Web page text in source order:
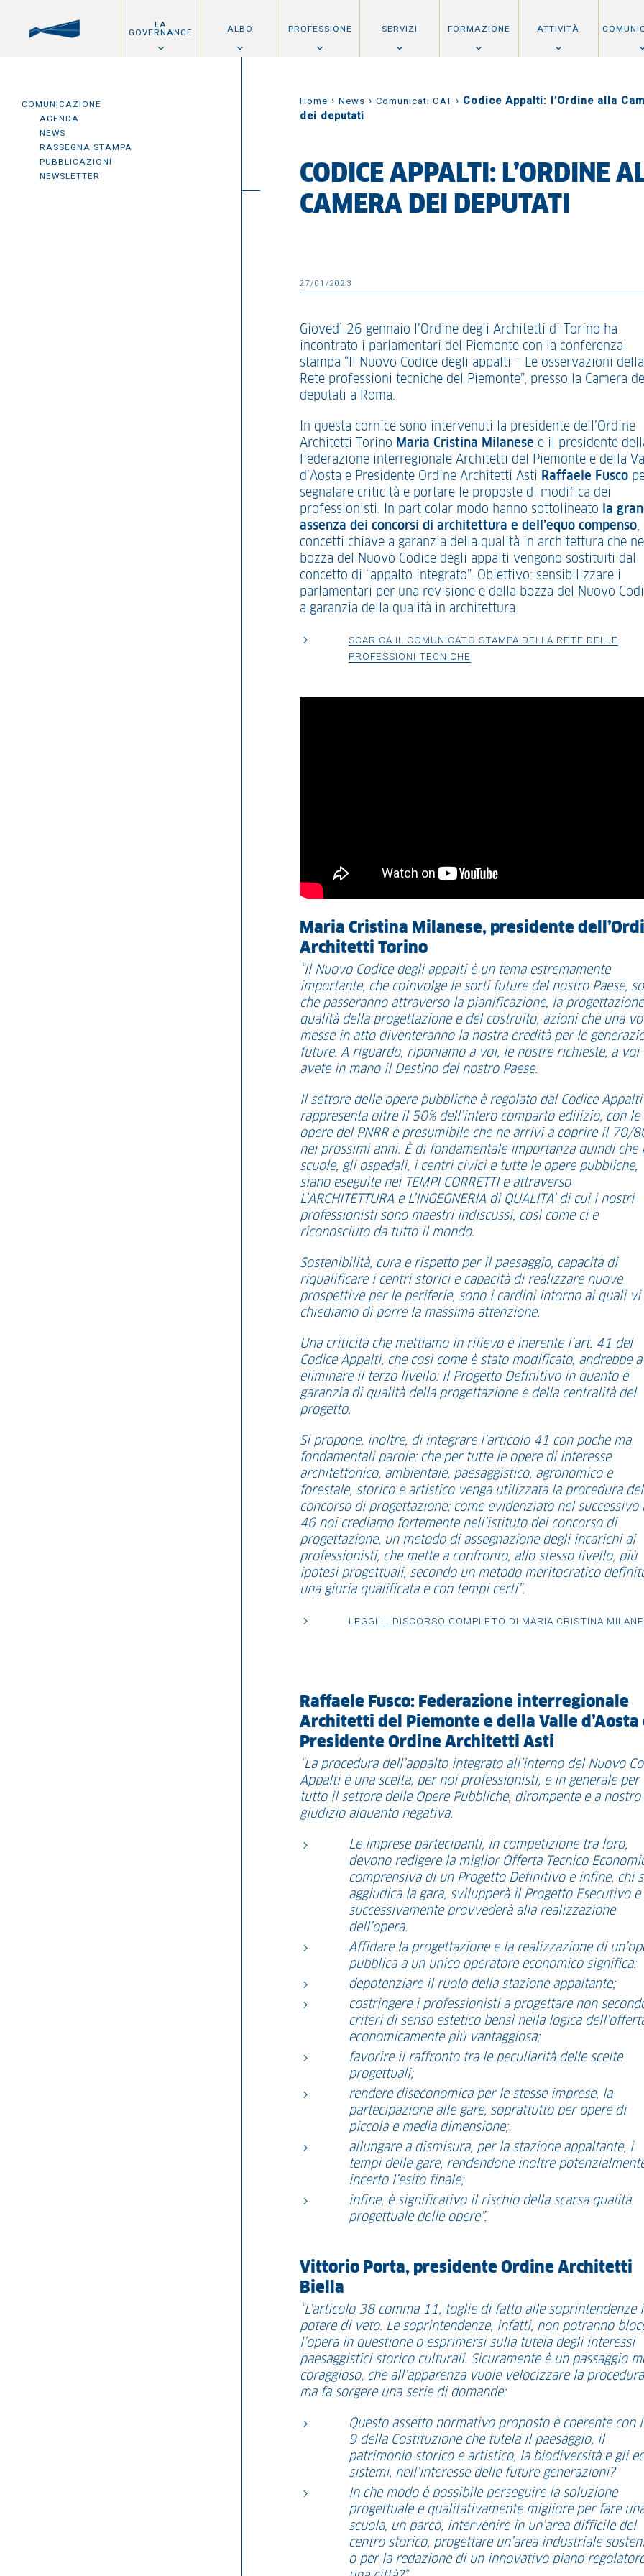
LA
GOVERNANCE ALBO PROFESSIONE SERVIZI FORMAZIONE ATTIVITÀ
COMUNICAZIONE
AGENDA
NEWS
RASSEGNA STAMPA
PUBBLICAZIONI
NEWSLETTER
Home › News › Comunicati OAT › Codice Appalti: l’Ordine alla
dei deputati
CODICE APPALTI: L’ORDINE
CAMERA DEI DEPUTATI
27/01/2023
Giovedì 26 gennaio l’Ordine degli Architetti di Torino ha
incontrato i parlamentari del Piemonte con la conferenza
stampa “Il Nuovo Codice degli appalti – Le osservazioni della
Rete professioni tecniche del Piemonte”, presso la Camera
deputati a Roma.
In questa cornice sono intervenuti la presidente dell’Ordine
Architetti Torino Maria Cristina Milanese e il presidente
Federazione interregionale Architetti del Piemonte e della
d’Aosta e Presidente Ordine Architetti Asti Raffaele Fusco
segnalare criticità e portare le proposte di modifica dei
professionisti. In particolar modo hanno sottolineato
la
assenza dei concorsi di architettura e dell’equo compenso,
concetti chiave a garanzia della qualità in architettura che
bozza del Nuovo Codice degli appalti vengono sostituiti dal
concetto di “appalto integrato”. Obiettivo: sensibilizzare i
parlamentari per una revisione e della bozza del Nuovo
a garanzia della qualità in architettura.
SCARICA IL COMUNICATO STAMPA DELLA RETE DELLE
PROFESSIONI TECNICHE
Maria Cristina Milanese, presidente
Architetti Torino
“Il Nuovo Codice degli appalti è un tema estremamente
importante, che coinvolge le sorti future del nostro Paese,
che passeranno attraverso la pianificazione, la
qualità della progettazione e del costruito, azioni che una
messe in atto diventeranno la nostra eredità per le
future. A riguardo, riponiamo a voi, le nostre richieste, a voi
avete in mano il Destino del nostro Paese.
Il settore delle opere pubbliche è regolato dal Codice Appalti
rappresenta oltre il 50% dell’intero comparto edilizio, con le
opere del PNRR è presumibile che ne arrivi a coprire il 70/
nei prossimi anni. È di fondamentale importanza quindi che
scuole, gli ospedali, i centri civici e tutte le opere pubbliche,
siano eseguite nei TEMPI CORRETTI e attraverso
L’ARCHITETTURA e L’INGEGNERIA di QUALITA’ di cui i nostri
professionisti sono maestri indiscussi, così come ci è
riconosciuto da tutto il mondo.
Sostenibilità, cura e rispetto per il paesaggio, capacità di
riqualificare i centri storici e capacità di realizzare nuove
prospettive per le periferie, sono i cardini intorno ai quali vi
chiediamo di porre la massima attenzione.
Una criticità che mettiamo in rilievo è inerente l’art. 41 del
Codice Appalti, che così come è stato modificato, andrebbe a
eliminare il terzo livello: il Progetto Definitivo in quanto è
garanzia di qualità della progettazione e della centralità del
progetto.
Si propone, inoltre, di integrare l’articolo 41 con poche ma
fondamentali parole: che per tutte le opere di interesse
architettonico, ambientale, paesaggistico, agronomico e
forestale, storico e artistico venga utilizzata la procedura del
concorso di progettazione; come evidenziato nel successivo
46 noi crediamo fortemente nell’istituto del concorso di
progettazione, un metodo di assegnazione degli incarichi ai
professionisti, che mette a confronto, allo stesso livello, più
ipotesi progettuali, secondo un metodo meritocratico
una giuria qualificata e con tempi certi”.
LEGGI IL DISCORSO COMPLETO DI MARIA CRISTINA
Raffaele Fusco: Federazione interregionale
Architetti del Piemonte e della Valle d’Aosta
Presidente Ordine Architetti Asti
“La procedura dell’appalto integrato all’interno del Nuovo
Appalti è una scelta, per noi professionisti, e in generale per
tutto il settore delle Opere Pubbliche, dirompente e a nostro
giudizio alquanto negativa.
Le imprese partecipanti, in competizione tra loro,
devono redigere la miglior Offerta Tecnico
comprensiva di un Progetto Definitivo e infine, chi
aggiudica la gara, svilupperà il Progetto Esecutivo e
successivamente provvederà alla realizzazione
dell’opera.
Affidare la progettazione e la realizzazione di
pubblica a un unico operatore economico significa:
depotenziare il ruolo della stazione appaltante;
costringere i professionisti a progettare non
criteri di senso estetico bensì nella logica
economicamente più vantaggiosa;
favorire il raffronto tra le peculiarità delle scelte
progettuali;
rendere diseconomica per le stesse imprese, la
partecipazione alle gare, soprattutto per opere di
piccola e media dimensione;
allungare a dismisura, per la stazione appaltante, i
tempi delle gare, rendendone inoltre
incerto l’esito finale;
infine, è significativo il rischio della scarsa qualità
progettuale delle opere”.
Vittorio Porta, presidente Ordine Architetti
Biella
“L’articolo 38 comma 11, toglie di fatto alle soprintendenze
potere di veto. Le soprintendenze, infatti, non potranno
l’opera in questione o esprimersi sulla tutela degli interessi
paesaggistici storico culturali. Sicuramente è un passaggio
coraggioso, che all’apparenza vuole velocizzare la
ma fa sorgere una serie di domande:
Questo assetto normativo proposto è coerente con
9 della Costituzione che tutela il paesaggio, il
patrimonio storico e artistico, la biodiversità e gli
sistemi, nell’interesse delle future generazioni?
In che modo è possibile perseguire la soluzione
progettuale e qualitativamente migliore per fare
scuola, un parco, intervenire in un’area difficile del
centro storico, progettare un’area industriale
o per la redazione di un innovativo piano